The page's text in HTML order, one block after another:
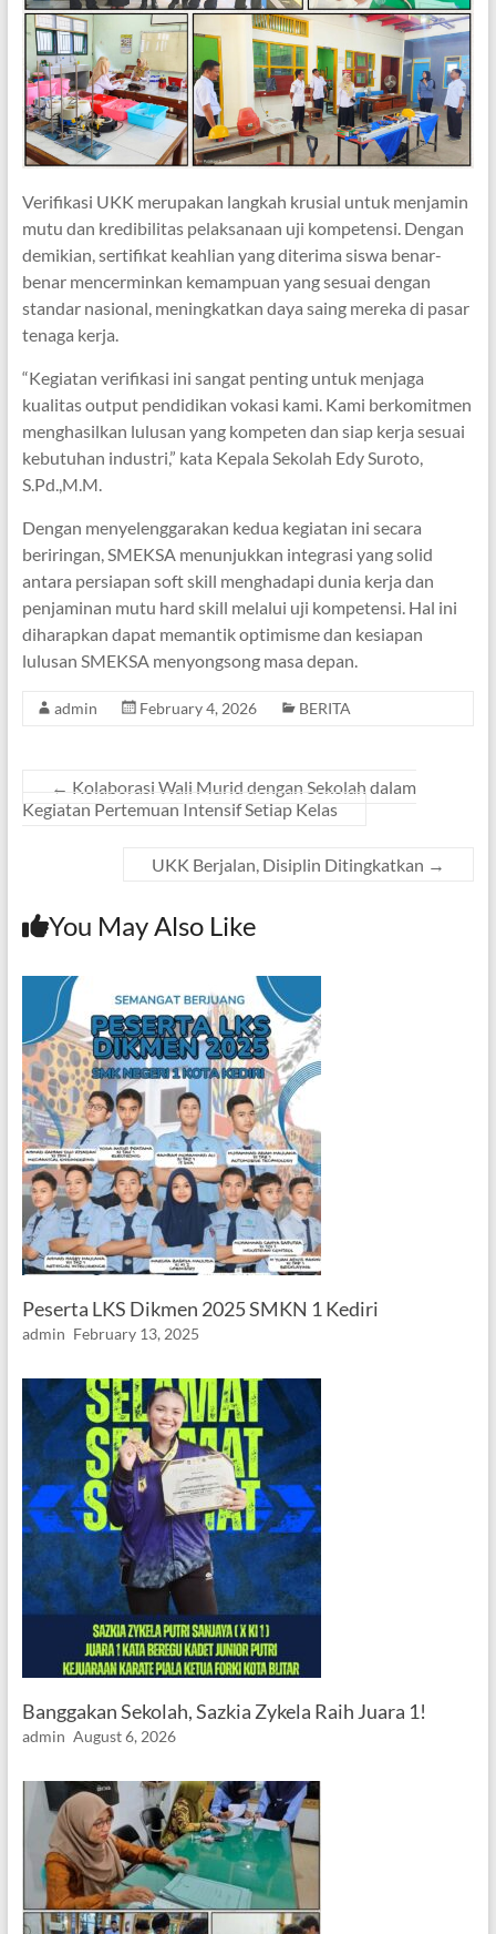
Verifikasi UKK merupakan langkah krusial untuk menjamin
mutu dan kredibilitas pelaksanaan uji kompetensi. Dengan
demikian, sertifikat keahlian yang diterima siswa benar-
benar mencerminkan kemampuan yang sesuai dengan
standar nasional, meningkatkan daya saing mereka di pasar
tenaga kerja.
“Kegiatan verifikasi ini sangat penting untuk menjaga
kualitas output pendidikan vokasi kami. Kami berkomitmen
menghasilkan lulusan yang kompeten dan siap kerja sesuai
kebutuhan industri,” kata Kepala Sekolah Edy Suroto,
S.Pd.,M.M.
Dengan menyelenggarakan kedua kegiatan ini secara
beriringan, SMEKSA menunjukkan integrasi yang solid
antara persiapan soft skill menghadapi dunia kerja dan
penjaminan mutu hard skill melalui uji kompetensi. Hal ini
diharapkan dapat memantik optimisme dan kesiapan
lulusan SMEKSA menyongsong masa depan.
admin February 4, 2026 BERITA
← Kolaborasi Wali Murid dengan Sekolah dalam
Kegiatan Pertemuan Intensif Setiap Kelas
UKK Berjalan, Disiplin Ditingkatkan →
You May Also Like
Peserta LKS Dikmen 2025 SMKN 1 Kediri
admin February 13, 2025
Banggakan Sekolah, Sazkia Zykela Raih Juara 1!
admin August 6, 2026